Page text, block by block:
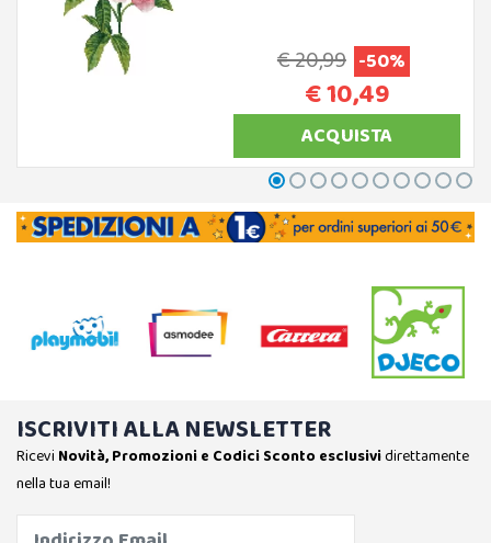
€ 20,99 -50%
€ 10,49
ACQUISTA
ISCRIVITI ALLA NEWSLETTER
Ricevi Novità, Promozioni e Codici Sconto esclusividirettamente
nella tua email!